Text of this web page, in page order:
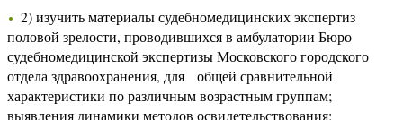
2) изучить материалы судебномедицинских экспертиз
половой зрелости, проводившихся в амбулатории Бюро
судебномедицинской экспертизы Московского городского
отдела здравоохранения, для общей сравнительной
характеристики по различным возрастным группам;
выявления динамики методов освидетельствования;